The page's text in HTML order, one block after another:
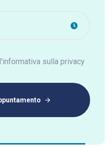
sulla privacy